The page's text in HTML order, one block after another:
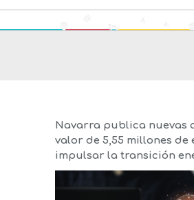
Navarra publica nuevas
valor de 5,55 millones de
impulsar la transición